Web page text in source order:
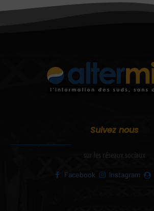
Suivez nous
sur les réseaux sociaux
Facebook Instagram